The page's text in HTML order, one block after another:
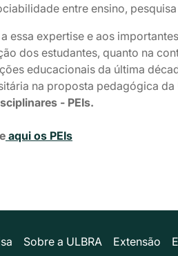
entre ensino,
essa expertise e aos
dos estudantes, quanto na
educacionais da última
na proposta pedagógica
- PEIs.
aqui os PEIs
Sobre a ULBRA Extensão